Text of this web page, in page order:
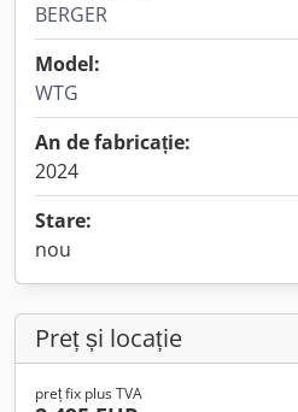
BERGER
Model:
WTG
An de fabricație:
2024
Stare:
nou
Preț și locație
preț fix plus TVA